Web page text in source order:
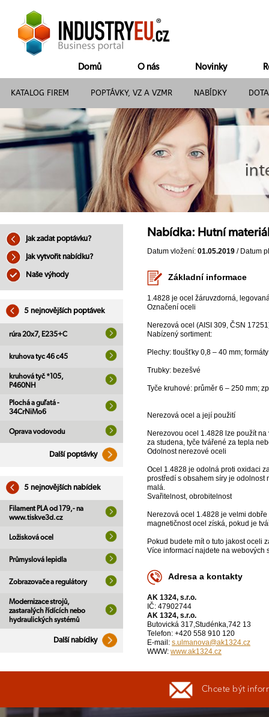
Domů O nás Novinky
KATALOG FIREM POPTÁVKY, VZ A VZMR NABÍDKY
Jak zadat poptávku?
Jak vytvořit nabídku?
Naše výhody
5 nejnovějších poptávek
rúra 20x7, E235+C
kruhova tyc 46 c45
kruhová tyč *105,
P460NH
Plochá a guľatá -
34CrNiMo6
Oprava vodovodu
Další poptávky
5 nejnovějších nabídek
Filament PLA od 179,- na
www.tiskve3d.cz
Ložisková ocel
Průmyslová lepidla
Zobrazovače a regulátory
Modernizace strojů,
zastaralých řídících nebo
hydraulických systémů
Další nabídky
Nabídka: Hutní
Datum vložení: 01.05.2019 / Datum
Základní informace
1.4828 je ocel žáruvzdorná,
Označení oceli
Nerezová ocel (AISI 309, ČSN
Nabízený sortiment:
Plechy: tloušťky 0,8 – 40 mm;
Trubky: bezešvé
Tyče kruhové: průměr 6 – 250 mm;
Nerezová ocel a její použití
Nerezovou ocel 1.4828 lze použít
za studena, tyče tvářené za tepla
Odolnost nerezové oceli
Ocel 1.4828 je odolná proti oxidaci
prostředí s obsahem síry je odolnost
malá.
Svařitelnost, obrobitelnost
Nerezová ocel 1.4828 je velmi
magnetičnost ocel získá, pokud je
Pokud budete mít o tuto jakost oceli
Více informací najdete na webových
Adresa a kontakty
AK 1324, s.r.o.
IČ: 47902744
AK 1324, s.r.o.
Butovická 317,Studénka,742 13
Telefon: +420 558 910 120
E-mail: s.ulmanova@ak1324.cz
WWW: www.ak1324.cz
Chcete být